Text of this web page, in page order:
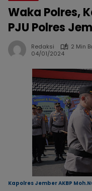
Waka Polres,
PJU Polres
Redaksi
2 Min
04/01/2024
Kapolres Jember AKBP